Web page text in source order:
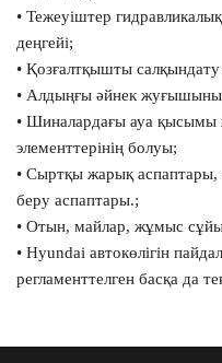
• Тежеуіштер
деңгейі;
• Қозғалтқышты салқындату
• Алдыңғы әйнек
• Шиналардағы ауа қысымы
элементтерінің болуы;
• Сыртқы жарық
беру аспаптары.;
• Отын, майлар, жұмыс
• Hyundai автокөлігін
регламенттелген басқа да
Ваше имя *
Номер телефона *
Согласие на
Предложение не